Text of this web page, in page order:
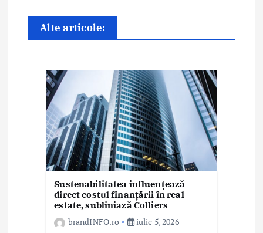
Alte articole:
Sustenabilitatea influențează
direct costul finanțării în real
estate, subliniază Colliers
brandINFO.ro
iulie 5, 2026